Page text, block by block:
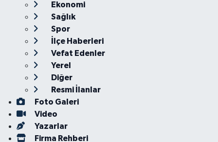
Ekonomi
Sağlık
Spor
İlçe Haberleri
Vefat Edenler
Yerel
Diğer
Resmi İlanlar
Foto Galeri
Video
Yazarlar
Firma Rehberi